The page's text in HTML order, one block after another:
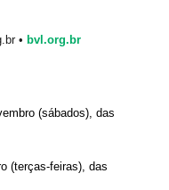
• bvl.org.br
(sábados), das
(terças-feiras), das